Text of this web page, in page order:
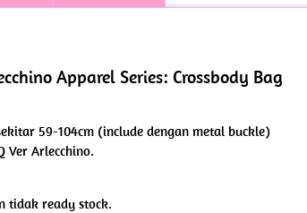
Apparel Series: Crossbody Bag
59-104cm (include dengan metal buckle)
Ver Arlecchino.
tidak ready stock.